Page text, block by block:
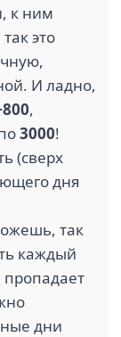
к ним
это
И ладно,
,
3000!
(сверх
дня
так
каждый
пропадает
дни